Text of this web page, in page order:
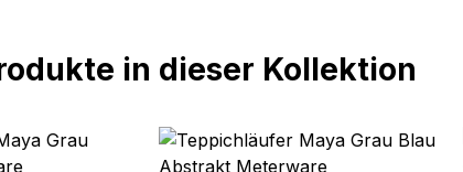
in dieser Kollektion